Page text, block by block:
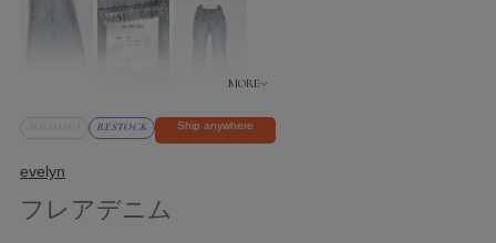
RESTOCK Ship anywhere
evelyn
フレアデニム